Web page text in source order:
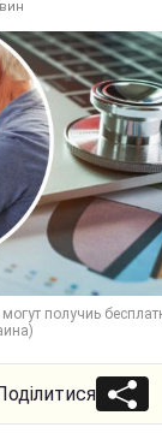
получиь